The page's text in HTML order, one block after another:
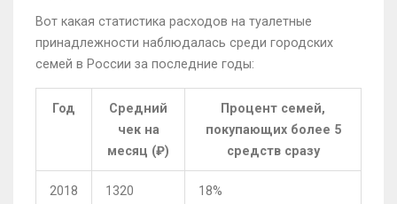
Вот какая статистика расходов на туалетные
принадлежности наблюдалась среди городских
семей в России за последние годы:
Год
Средний
чек на
месяц (₽)
Процент семей,
покупающих более 5
средств сразу
2018 1320 18%